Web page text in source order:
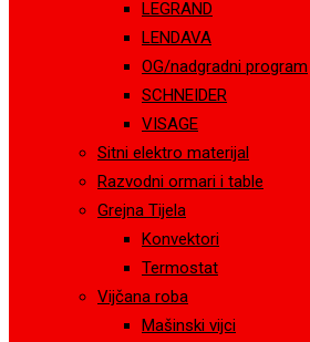
LEGRAND
LENDAVA
OG/nadgradni program
SCHNEIDER
VISAGE
Sitni elektro materijal
Razvodni ormari i table
Grejna Tijela
Konvektori
Termostat
Vijčana roba
Mašinski vijci